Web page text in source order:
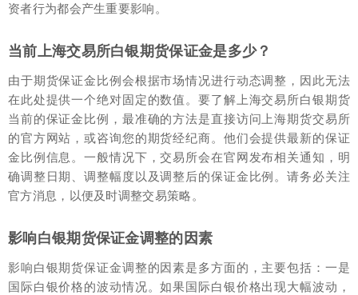
资者行为都会产生重要影响。
当前上海交易所白银期货保证金是多少？
由于期货保证金比例会根据市场情况进行动态调整，因此无法
在此处提供一个绝对固定的数值。要了解上海交易所白银期货
当前的保证金比例，最准确的方法是直接访问上海期货交易所
的官方网站，或咨询您的期货经纪商。他们会提供最新的保证
金比例信息。一般情况下，交易所会在官网发布相关通知，明
确调整日期、调整幅度以及调整后的保证金比例。请务必关注
官方消息，以便及时调整交易策略。
影响白银期货保证金调整的因素
影响白银期货保证金调整的因素是多方面的，主要包括：一是
国际白银价格的波动情况。如果国际白银价格出现大幅波动，